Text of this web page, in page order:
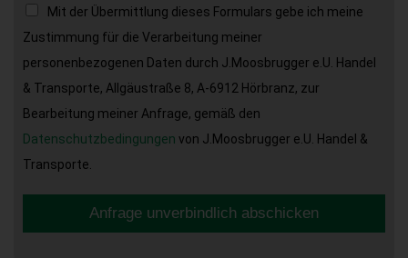
Mit der Übermittlung dieses Formulars gebe ich meine
Zustimmung für die Verarbeitung meiner
personenbezogenen Daten durch J.Moosbrugger e.U. Handel
& Transporte, Allgäustraße 8, A-6912 Hörbranz, zur
Bearbeitung meiner Anfrage, gemäß den
Datenschutzbedingungen von J.Moosbrugger e.U. Handel &
Transporte.
Anfrage unverbindlich abschicken